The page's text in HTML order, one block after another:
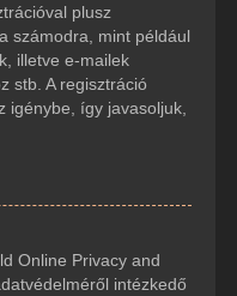
plusz
számodra, mint például
illetve e-mailek
stb. A regisztráció
igénybe, így javasoljuk,
Online Privacy and
intézkedő